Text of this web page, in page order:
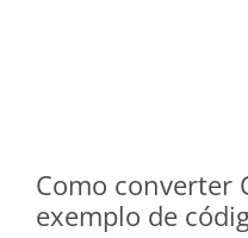
Como converter
exemplo de